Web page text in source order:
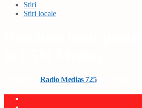
Stiri
Stiri locale
Radio Medias 725on 4 iunie 2026